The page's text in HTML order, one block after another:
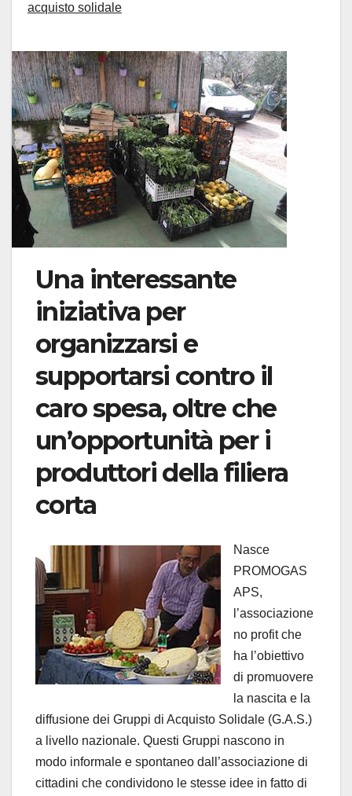
acquisto solidale
Una interessante
iniziativa per
organizzarsi e
supportarsi contro il
caro spesa, oltre che
un’opportunità per i
produttori della filiera
corta
Nasce
PROMOGAS
APS,
l’associazione
no profit che
ha l’obiettivo
di promuovere
la nascita e la
diffusione dei Gruppi di Acquisto Solidale (G.A.S.)
a livello nazionale. Questi Gruppi nascono in
modo informale e spontaneo dall’associazione di
cittadini che condividono le stesse idee in fatto di